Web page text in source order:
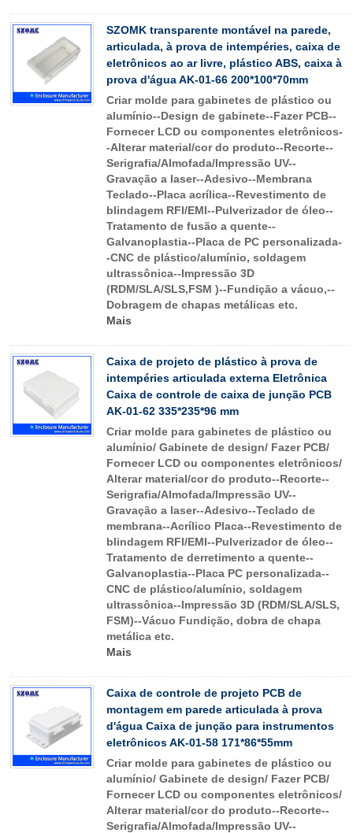
SZOMK transparente montável na parede,
articulada, à prova de intempéries, caixa de
eletrônicos ao ar livre, plástico ABS, caixa à
prova d'água AK-01-66 200*100*70mm
Criar molde para gabinetes de plástico ou
alumínio--Design de gabinete--Fazer PCB--
Fornecer LCD ou componentes eletrônicos-
-Alterar material/cor do produto--Recorte--
Serigrafia/Almofada/Impressão UV--
Gravação a laser--Adesivo--Membrana
Teclado--Placa acrílica--Revestimento de
blindagem RFI/EMI--Pulverizador de óleo--
Tratamento de fusão a quente--
Galvanoplastia--Placa de PC personalizada-
-CNC de plástico/alumínio, soldagem
ultrassônica--Impressão 3D
(RDM/SLA/SLS,FSM )--Fundição a vácuo,--
Dobragem de chapas metálicas etc.
Mais
Caixa de projeto de plástico à prova de
intempéries articulada externa Eletrônica
Caixa de controle de caixa de junção PCB
AK-01-62 335*235*96 mm
Criar molde para gabinetes de plástico ou
alumínio/ Gabinete de design/ Fazer PCB/
Fornecer LCD ou componentes eletrônicos/
Alterar material/cor do produto--Recorte--
Serigrafia/Almofada/Impressão UV--
Gravação a laser--Adesivo--Teclado de
membrana--Acrílico Placa--Revestimento de
blindagem RFI/EMI--Pulverizador de óleo--
Tratamento de derretimento a quente--
Galvanoplastia--Placa PC personalizada--
CNC de plástico/alumínio, soldagem
ultrassônica--Impressão 3D (RDM/SLA/SLS,
FSM)--Vácuo Fundição, dobra de chapa
metálica etc.
Mais
Caixa de controle de projeto PCB de
montagem em parede articulada à prova
d'água Caixa de junção para instrumentos
eletrônicos AK-01-58 171*86*55mm
Criar molde para gabinetes de plástico ou
alumínio/ Gabinete de design/ Fazer PCB/
Fornecer LCD ou componentes eletrônicos/
Alterar material/cor do produto--Recorte--
Serigrafia/Almofada/Impressão UV--